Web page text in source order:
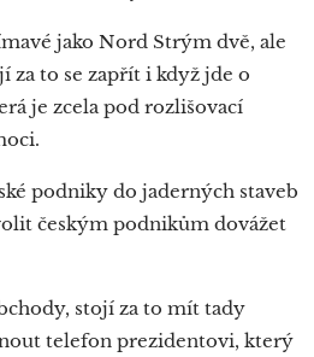
jako Nord Strým dvě, ale
to se zapřít i když jde o
je zcela pod rozlišovací
podniky do jaderných staveb
českým podnikům dovážet
stojí za to mít tady
telefon prezidentovi, který